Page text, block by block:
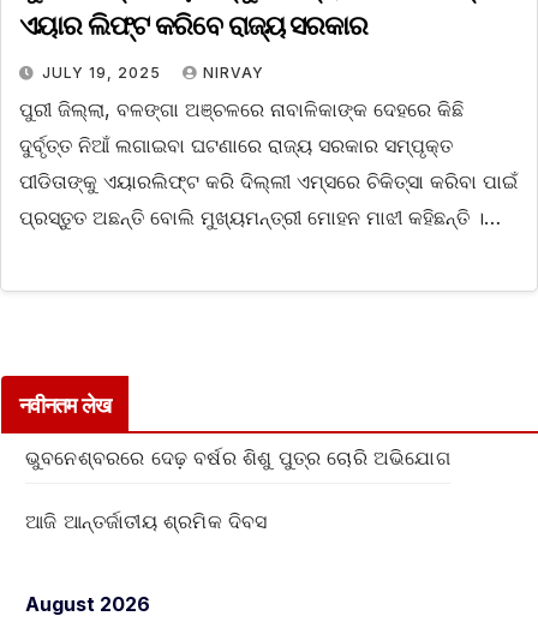
ଏୟାର ଲିଫ୍ଟ କରିବେ ରାଜ୍ୟ ସରକାର
JULY 19, 2025 NIRVAY
ପୁରୀ ଜିଲ୍ଲା, ବଳଙ୍ଗା ଅଞ୍ଚଳରେ ନାବାଳିକାଙ୍କ ଦେହରେ କିଛି
ଦୁର୍ବୃତ୍ତ ନିଆଁ ଲଗାଇବା ଘଟଣାରେ ରାଜ୍ୟ ସରକାର ସମ୍ପୃକ୍ତ
ପୀଡିତାଙ୍କୁ ଏୟାରଲିଫ୍ଟ କରି ଦିଲ୍ଲୀ ଏମ୍ସରେ ଚିକିତ୍ସା କରିବା ପାଇଁ
ପ୍ରସ୍ତୁତ ଅଛନ୍ତି ବୋଲି ମୁଖ୍ୟମନ୍ତ୍ରୀ ମୋହନ ମାଝୀ କହିଛନ୍ତି ।…
नवीनतम लेख
ଭୁବନେଶ୍ବରରେ ଦେଢ଼ ବର୍ଷର ଶିଶୁ ପୁତ୍ର ଚୋରି ଅଭିଯୋଗ
ଆଜି ଆନ୍ତର୍ଜାତୀୟ ଶ୍ରମିକ ଦିବସ
August 2026